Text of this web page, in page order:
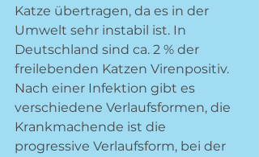
Katze übertragen, da es in der
Umwelt sehr instabil ist. In
Deutschland sind ca. 2 % der
freilebenden Katzen Virenpositiv.
Nach einer Infektion gibt es
verschiedene Verlaufsformen, die
Krankmachende ist die
progressive Verlaufsform, bei der